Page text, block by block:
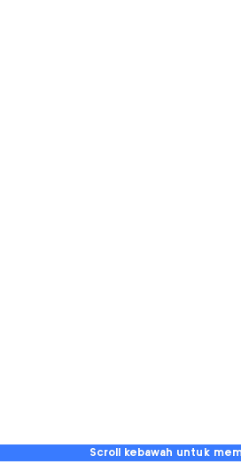
Scroll kebawah untuk